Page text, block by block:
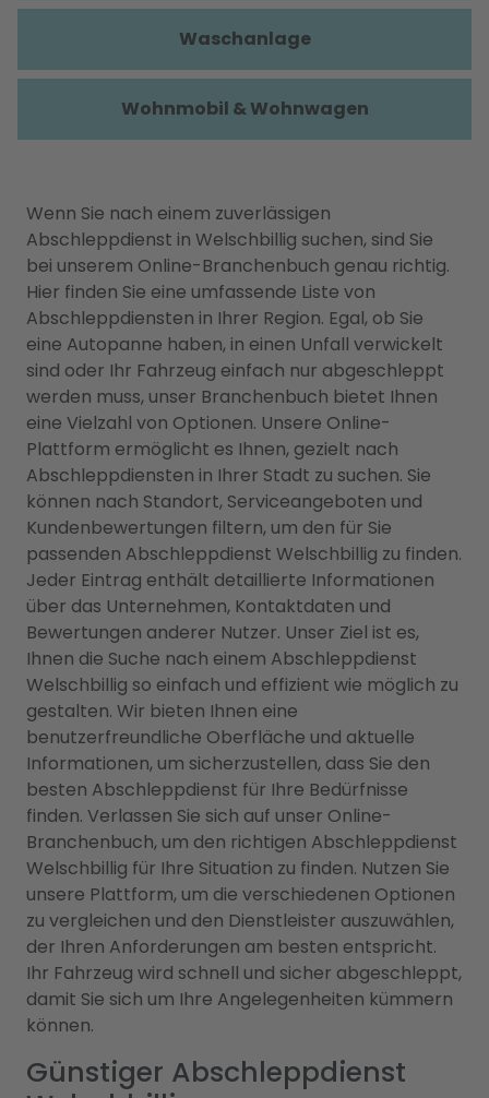
Wenn Sie nach einem zuverlässigen
Abschleppdienst in Welschbillig suchen, sind Sie
bei unserem Online-Branchenbuch genau richtig.
Hier finden Sie eine umfassende Liste von
Abschleppdiensten in Ihrer Region. Egal, ob Sie
eine Autopanne haben, in einen Unfall verwickelt
sind oder Ihr Fahrzeug einfach nur abgeschleppt
werden muss, unser Branchenbuch bietet Ihnen
eine Vielzahl von Optionen. Unsere Online-
Plattform ermöglicht es Ihnen, gezielt nach
Abschleppdiensten in Ihrer Stadt zu suchen. Sie
können nach Standort, Serviceangeboten und
Kundenbewertungen filtern, um den für Sie
passenden Abschleppdienst Welschbillig zu finden.
Jeder Eintrag enthält detaillierte Informationen
über das Unternehmen, Kontaktdaten und
Bewertungen anderer Nutzer. Unser Ziel ist es,
Ihnen die Suche nach einem Abschleppdienst
Welschbillig so einfach und effizient wie möglich zu
gestalten. Wir bieten Ihnen eine
benutzerfreundliche Oberfläche und aktuelle
Informationen, um sicherzustellen, dass Sie den
besten Abschleppdienst für Ihre Bedürfnisse
finden. Verlassen Sie sich auf unser Online-
Branchenbuch, um den richtigen Abschleppdienst
Welschbillig für Ihre Situation zu finden. Nutzen Sie
unsere Plattform, um die verschiedenen Optionen
zu vergleichen und den Dienstleister auszuwählen,
der Ihren Anforderungen am besten entspricht.
Ihr Fahrzeug wird schnell und sicher abgeschleppt,
damit Sie sich um Ihre Angelegenheiten kümmern
können.
Günstiger Abschleppdienst
Waschanlage
Wohnmobil & Wohnwagen